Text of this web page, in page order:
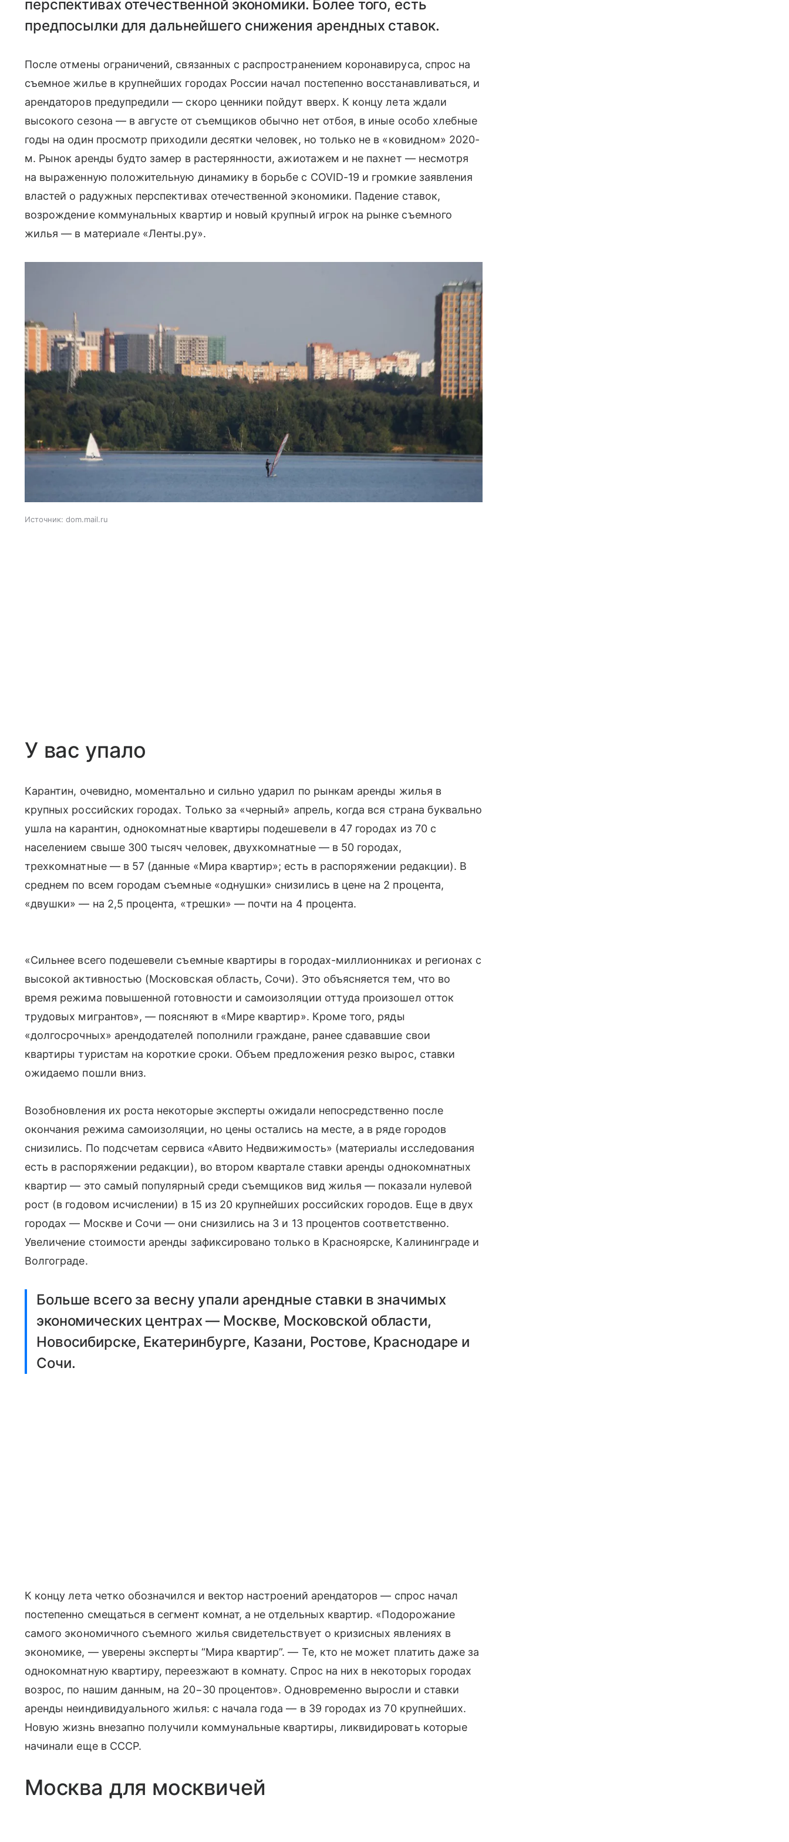
перспективах отечественной экономики. Более того, есть
предпосылки для дальнейшего снижения арендных ставок.
После отмены ограничений, связанных с распространением коронавируса, спрос на
съемное жилье в крупнейших городах России начал постепенно восстанавливаться, и
арендаторов предупредили — скоро ценники пойдут вверх. К концу лета ждали
высокого сезона — в августе от съемщиков обычно нет отбоя, в иные особо хлебные
годы на один просмотр приходили десятки человек, но только не в «ковидном» 2020-
м. Рынок аренды будто замер в растерянности, ажиотажем и не пахнет — несмотря
на выраженную положительную динамику в борьбе с COVID-19 и громкие заявления
властей о радужных перспективах отечественной экономики. Падение ставок,
возрождение коммунальных квартир и новый крупный игрок на рынке съемного
жилья — в материале «Ленты.ру».
Источник: dom.mail.ru
У вас упало
Карантин, очевидно, моментально и сильно ударил по рынкам аренды жилья в
крупных российских городах. Только за «черный» апрель, когда вся страна буквально
ушла на карантин, однокомнатные квартиры подешевели в 47 городах из 70 с
населением свыше 300 тысяч человек, двухкомнатные — в 50 городах,
трехкомнатные — в 57 (данные «Мира квартир»; есть в распоряжении редакции). В
среднем по всем городам съемные «однушки» снизились в цене на 2 процента,
«двушки» — на 2,5 процента, «трешки» — почти на 4 процента.
«Сильнее всего подешевели съемные квартиры в городах-миллионниках и регионах с
высокой активностью (Московская область, Сочи). Это объясняется тем, что во
время режима повышенной готовности и самоизоляции оттуда произошел отток
трудовых мигрантов», — поясняют в «Мире квартир». Кроме того, ряды
«долгосрочных» арендодателей пополнили граждане, ранее сдававшие свои
квартиры туристам на короткие сроки. Объем предложения резко вырос, ставки
ожидаемо пошли вниз.
Возобновления их роста некоторые эксперты ожидали непосредственно после
окончания режима самоизоляции, но цены остались на месте, а в ряде городов
снизились. По подсчетам сервиса «Авито Недвижимость» (материалы исследования
есть в распоряжении редакции), во втором квартале ставки аренды однокомнатных
квартир — это самый популярный среди съемщиков вид жилья — показали нулевой
рост (в годовом исчислении) в 15 из 20 крупнейших российских городов. Еще в двух
городах — Москве и Сочи — они снизились на 3 и 13 процентов соответственно.
Увеличение стоимости аренды зафиксировано только в Красноярске, Калининграде и
Волгограде.
Больше всего за весну упали арендные ставки в значимых
экономических центрах — Москве, Московской области,
Новосибирске, Екатеринбурге, Казани, Ростове, Краснодаре и
Сочи.
К концу лета четко обозначился и вектор настроений арендаторов — спрос начал
постепенно смещаться в сегмент комнат, а не отдельных квартир. «Подорожание
самого экономичного съемного жилья свидетельствует о кризисных явлениях в
экономике, — уверены эксперты “Мира квартир”. — Те, кто не может платить даже за
однокомнатную квартиру, переезжают в комнату. Спрос на них в некоторых городах
возрос, по нашим данным, на 20−30 процентов». Одновременно выросли и ставки
аренды неиндивидуального жилья: с начала года — в 39 городах из 70 крупнейших.
Новую жизнь внезапно получили коммунальные квартиры, ликвидировать которые
начинали еще в СССР.
Москва для москвичей